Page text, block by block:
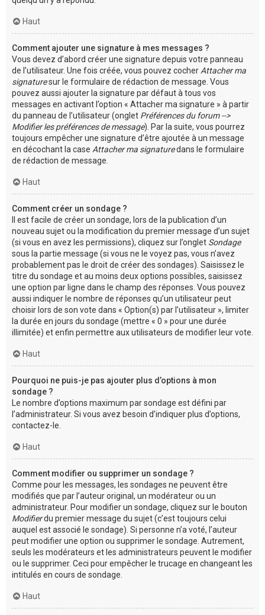
Haut
Comment ajouter une signature à mes messages ?
Vous devez d’abord créer une signature depuis votre panneau
de l’utilisateur. Une fois créée, vous pouvez cocher Attacher ma
signaturesur le formulaire de rédaction de message. Vous
pouvez aussi ajouter la signature par défaut à tous vos
messages en activant l’option « Attacher ma signature » à partir
du panneau de l’utilisateur (onglet Préférences du forum -->
Modifier les préférences de message). Par la suite, vous pourrez
toujours empêcher une signature d’être ajoutée à un message
en décochant la case Attacher ma signaturedans le formulaire
de rédaction de message.
Haut
Comment créer un sondage ?
Il est facile de créer un sondage, lors de la publication d’un
nouveau sujet ou la modification du premier message d’un sujet
(si vous en avez les permissions), cliquez sur l’onglet Sondage
sous la partie message (si vous ne le voyez pas, vous n’avez
probablement pas le droit de créer des sondages). Saisissez le
titre du sondage et au moins deux options possibles, saisissez
une option par ligne dans le champ des réponses. Vous pouvez
aussi indiquer le nombre de réponses qu’un utilisateur peut
choisir lors de son vote dans « Option(s) par l’utilisateur », limiter
la durée en jours du sondage (mettre « 0 » pour une durée
illimitée) et enfin permettre aux utilisateurs de modifier leur vote.
Haut
Pourquoi ne puis-je pas ajouter plus d’options à mon
sondage ?
Le nombre d’options maximum par sondage est défini par
l’administrateur. Si vous avez besoin d’indiquer plus d’options,
contactez-le.
Haut
Comment modifier ou supprimer un sondage ?
Comme pour les messages, les sondages ne peuvent être
modifiés que par l’auteur original, un modérateur ou un
administrateur. Pour modifier un sondage, cliquez sur le bouton
Modifierdu premier message du sujet (c’est toujours celui
auquel est associé le sondage). Si personne n’a voté, l’auteur
peut modifier une option ou supprimer le sondage. Autrement,
seuls les modérateurs et les administrateurs peuvent le modifier
ou le supprimer. Ceci pour empêcher le trucage en changeant les
intitulés en cours de sondage.
Haut